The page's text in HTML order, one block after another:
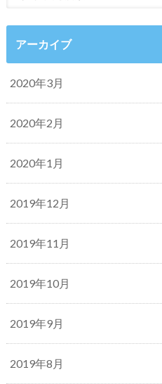
アーカイブ
2020年3月
2020年2月
2020年1月
2019年12月
2019年11月
2019年10月
2019年9月
2019年8月